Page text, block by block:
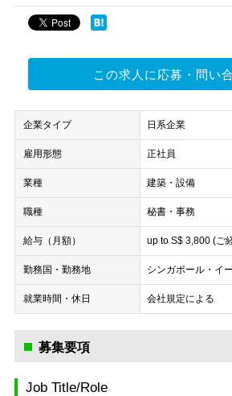
この求人に応募・問い
企業タイプ 日系企業
雇用形態 正社員
業種 建築・設備
職種 秘書・事務
給与（月額） up to S$ 3,800 (ご
勤務国・勤務地 シンガポール・イ
就業時間・休日 会社規定による
募集要項
Job Title/Role